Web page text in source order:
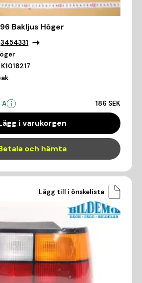
Bakljus Höger
3454331
K1018217
186 SEK
i varukorgen
och hämta
Lägg till i önskelista